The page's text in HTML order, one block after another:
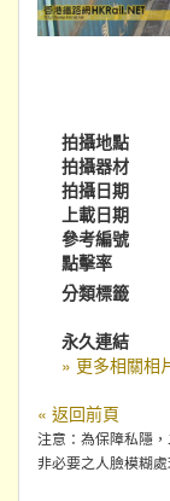
拍攝地點
拍攝器材
拍攝日期
上載日期
參考編號
點擊率
分類標籤
永久連結
» 更多相關相
« 返回前頁
注意：為保障私隱
非必要之人臉模糊處